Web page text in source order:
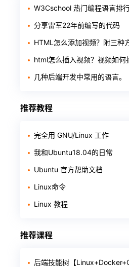
W3Cschool 热门编程语言排行榜
分享雷军22年前编写的代码
HTML怎么添加视频？附三种
html怎么插入视频？视频如何
几种后端开发中常用的语言。
推荐教程
完全用 GNU/Linux 工作
我和Ubuntu18.04的日常
Ubuntu 官方帮助文档
Linux命令
Linux 教程
推荐课程
后端技能树【